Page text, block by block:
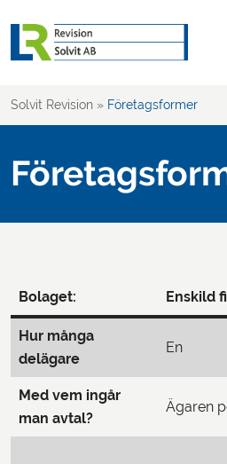
LOGGA IN
Solvit Revision » Företagsformer
Bolaget: Enskild
Hur många
delägare
En
Med vem ingår
man avtal?
Ägaren